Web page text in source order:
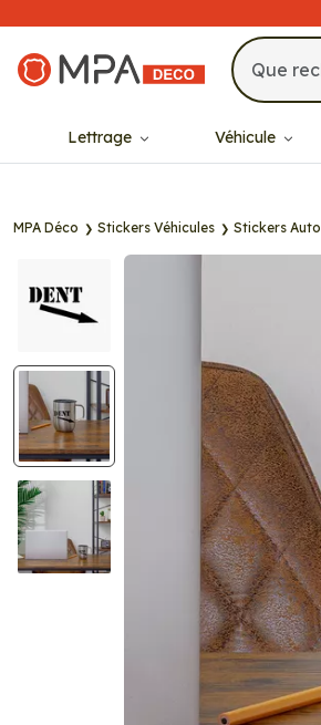
MPA Déco
Lettrage Véhicule
MPA Déco Stickers Véhicules Stickers Auto